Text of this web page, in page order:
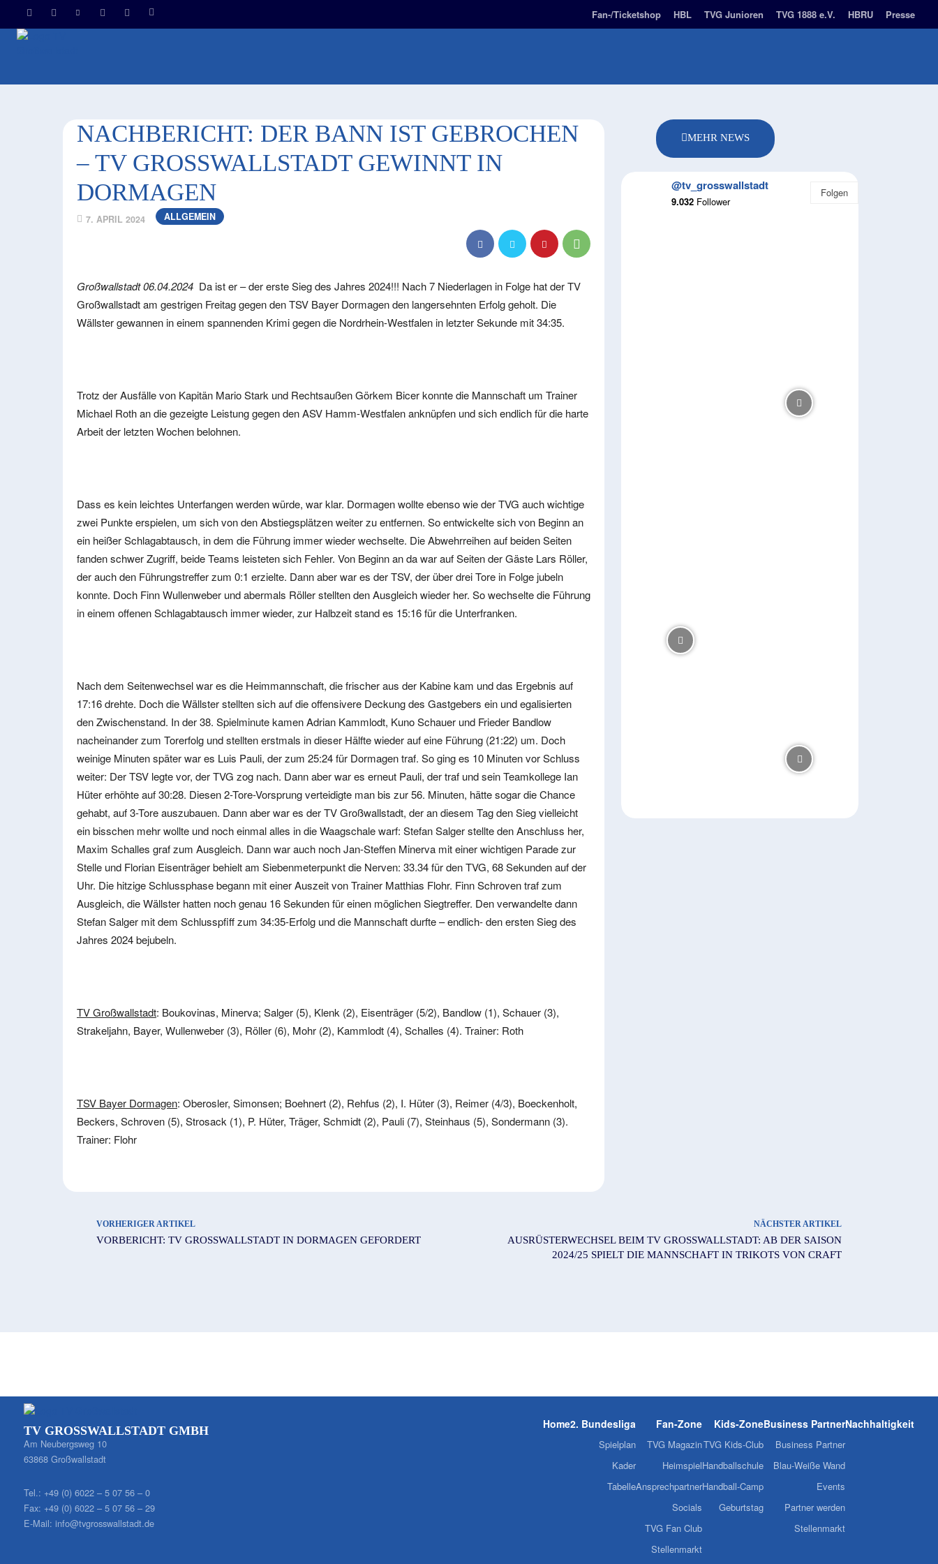
Fan-/Ticketshop HBL TVG Junioren TVG 1888 e.V. HBRU Presse
NACHBERICHT: DER BANN IST GEBROCHEN
– TV GROSSWALLSTADT GEWINNT IN D
ORMAGEN
7. APRIL 2024 ALLGEMEIN
Großwallstadt 06.04.2024 Da ist er – der erste Sieg des Jahres 2024!!! Nach 7 Niederlagen in Folge hat der TV
Großwallstadt am gestrigen Freitag gegen den TSV Bayer Dormagen den langersehnten Erfolg geholt. Die
Wällster gewannen in einem spannenden Krimi gegen die Nordrhein-Westfalen in letzter Sekunde mit 34:35.
Trotz der Ausfälle von Kapitän Mario Stark und Rechtsaußen Görkem Bicer konnte die Mannschaft um Trainer
Michael Roth an die gezeigte Leistung gegen den ASV Hamm-Westfalen anknüpfen und sich endlich für die harte
Arbeit der letzten Wochen belohnen.
Dass es kein leichtes Unterfangen werden würde, war klar. Dormagen wollte ebenso wie der TVG auch wichtige
zwei Punkte erspielen, um sich von den Abstiegsplätzen weiter zu entfernen. So entwickelte sich von Beginn an
ein heißer Schlagabtausch, in dem die Führung immer wieder wechselte. Die Abwehrreihen auf beiden Seiten
fanden schwer Zugriff, beide Teams leisteten sich Fehler. Von Beginn an da war auf Seiten der Gäste Lars Röller,
der auch den Führungstreffer zum 0:1 erzielte. Dann aber war es der TSV, der über drei Tore in Folge jubeln
konnte. Doch Finn Wullenweber und abermals Röller stellten den Ausgleich wieder her. So wechselte die Führung
in einem offenen Schlagabtausch immer wieder, zur Halbzeit stand es 15:16 für die Unterfranken.
Nach dem Seitenwechsel war es die Heimmannschaft, die frischer aus der Kabine kam und das Ergebnis auf
17:16 drehte. Doch die Wällster stellten sich auf die offensivere Deckung des Gastgebers ein und egalisierten
den Zwischenstand. In der 38. Spielminute kamen Adrian Kammlodt, Kuno Schauer und Frieder Bandlow
nacheinander zum Torerfolg und stellten erstmals in dieser Hälfte wieder auf eine Führung (21:22) um. Doch
weinige Minuten später war es Luis Pauli, der zum 25:24 für Dormagen traf. So ging es 10 Minuten vor Schluss
weiter: Der TSV legte vor, der TVG zog nach. Dann aber war es erneut Pauli, der traf und sein Teamkollege Ian
Hüter erhöhte auf 30:28. Diesen 2-Tore-Vorsprung verteidigte man bis zur 56. Minuten, hätte sogar die Chance
gehabt, auf 3-Tore auszubauen. Dann aber war es der TV Großwallstadt, der an diesem Tag den Sieg vielleicht
ein bisschen mehr wollte und noch einmal alles in die Waagschale warf: Stefan Salger stellte den Anschluss her,
Maxim Schalles graf zum Ausgleich. Dann war auch noch Jan-Steffen Minerva mit einer wichtigen Parade zur
Stelle und Florian Eisenträger behielt am Siebenmeterpunkt die Nerven: 33.34 für den TVG, 68 Sekunden auf der
Uhr. Die hitzige Schlussphase begann mit einer Auszeit von Trainer Matthias Flohr. Finn Schroven traf zum
Ausgleich, die Wällster hatten noch genau 16 Sekunden für einen möglichen Siegtreffer. Den verwandelte dann
Stefan Salger mit dem Schlusspfiff zum 34:35-Erfolg und die Mannschaft durfte – endlich- den ersten Sieg des
Jahres 2024 bejubeln.
TV Großwallstadt: Boukovinas, Minerva; Salger (5), Klenk (2), Eisenträger (5/2), Bandlow (1), Schauer (3),
Strakeljahn, Bayer, Wullenweber (3), Röller (6), Mohr (2), Kammlodt (4), Schalles (4). Trainer: Roth
TSV Bayer Dormagen: Oberosler, Simonsen; Boehnert (2), Rehfus (2), I. Hüter (3), Reimer (4/3), Boeckenholt,
Beckers, Schroven (5), Strosack (1), P. Hüter, Träger, Schmidt (2), Pauli (7), Steinhaus (5), Sondermann (3).
Trainer: Flohr
MEHR NEWS
@tv_grosswallstadt
9.032 Follower
Folgen
VORHERIGER ARTIKEL
VORBERICHT: TV GROSSWALLSTADT IN DORMAGEN GEFORDERT
NÄCHSTER ARTIKEL
AUSRÜSTERWECHSEL BEIM TV GROSSWALLSTADT: AB DER SAISON 2
024/25 SPIELT DIE MANNSCHAFT IN TRIKOTS VON CRAFT
TV GROSSWALLSTADT GMBH
Am Neubergsweg 10
63868 Großwallstadt
Tel.: +49 (0) 6022 – 5 07 56 – 0
Fax: +49 (0) 6022 – 5 07 56 – 29
E-Mail: info@tvgrosswallstadt.de
Home2. Bundesliga
Spielplan
Kader
Tabelle
Fan-Zone
TVG Magazin
Heimspiel
Ansprechpartner
Socials
TVG Fan Club
Stellenmarkt
Kids-Zone
TVG Kids-Club
Handballschule
Handball-Camp
Geburtstag
Business Partner
Business Partner
Blau-Weiße Wand
Events
Partner werden
Stellenmarkt
Nachhaltigkeit